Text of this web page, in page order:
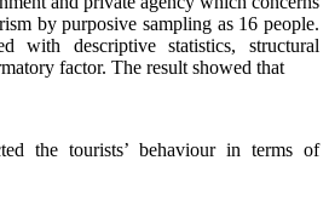
by purposive sampling as 16 people.
with descriptive statistics, structural
factor. The result showed that
the tourists’ behaviour in terms of